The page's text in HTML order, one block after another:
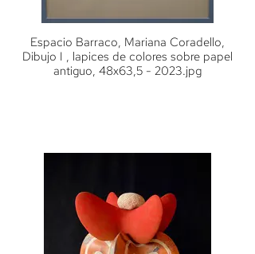
Espacio Barraco, Mariana Coradello,
Dibujo I , lapices de colores sobre papel
antiguo, 48x63,5 - 2023.jpg